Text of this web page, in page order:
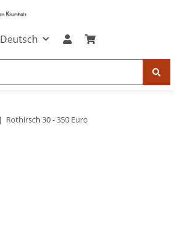
Deutsch
Rothirsch 30 - 350 Euro